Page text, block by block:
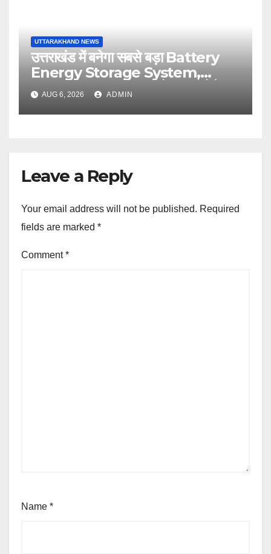
UTTARAKHAND NEWS
उत्तराखंड में बनेगा सबसे बड़ा Battery
Energy Storage System,
UJVNL लगाएगा 352 करोड़ का प्रोजेक्ट
AUG 6, 2026 ADMIN
Leave a Reply
Your email address will not be published. Required
fields are marked *
Comment*
Name *